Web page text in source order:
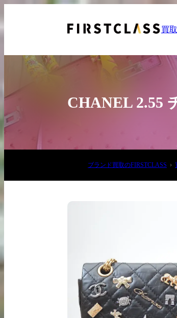
買
03-6908-5890
CHANEL 2.55
ブランド買取のFIRSTCLASS